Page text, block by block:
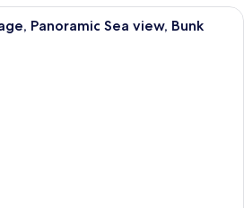
Un balcon avec vue sur la plage, des
Panoramic Sea view, Bunk